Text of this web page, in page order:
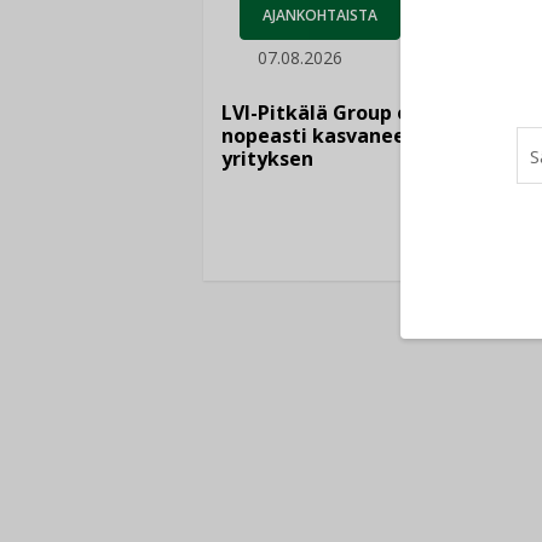
AJANKOHTAISTA
07.08.2026
LVI-Pitkälä Group osti
nopeasti kasvaneen
yrityksen
lisää